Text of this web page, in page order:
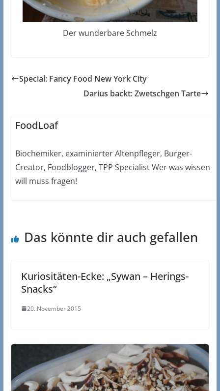
Der wunderbare Schmelz
Special: Fancy Food New York City
Darius backt: Zwetschgen Tarte
FoodLoaf
Biochemiker, examinierter Altenpfleger, Burger-
Creator, Foodblogger, TPP Specialist Wer was wissen
will muss fragen!
Das könnte dir auch gefallen
Kuriositäten-Ecke: „Sywan – Herings-
Snacks“
20. November 2015